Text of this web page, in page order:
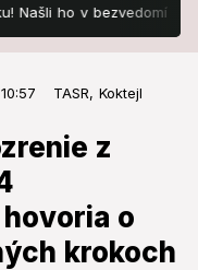
ho v bezvedomí neďaleko
TASR, Koktejl
z
o
krokoch
o 10:57
z